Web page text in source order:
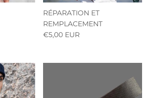
RÉPARATION ET
REMPLACEMENT
€5,00 EUR